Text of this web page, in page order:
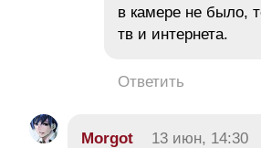
в камере не было,
тв и интернета.
Ответить
Morgot 13 июн, 14:30